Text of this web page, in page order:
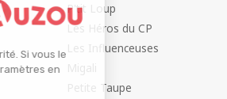
Si vous le
paramètres en
P'tit Loup
Les Héros du CP
Les Influenceuses
Petite Taupe